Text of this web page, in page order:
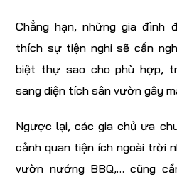
Chẳng hạn, những gia đình
thích sự tiện nghi sẽ cần
biệt thự sao cho phù hợp,
sang diện tích sân vườn gây
Ngược lại, các gia chủ ưa
cảnh quan tiện ích ngoài trời
vườn nướng BBQ,… cũng